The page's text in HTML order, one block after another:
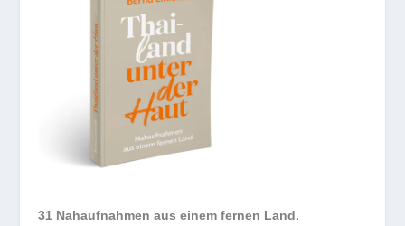
31 Nahaufnahmen aus einem fernen Land.